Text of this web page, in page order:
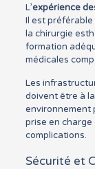
L’expérience
Il est préférable
la chirurgie
formation
médicales
Les
doivent être à
environnement
prise en charge
complications.
Sécurité et